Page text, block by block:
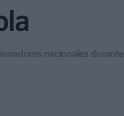
nacionales durante